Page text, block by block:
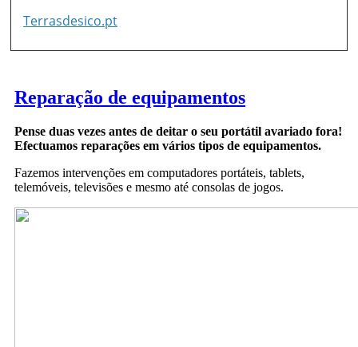
Terrasdesico.pt
Reparação de equipamentos
Pense duas vezes antes de deitar o seu portátil avariado fora!
Efectuamos reparações em vários tipos de equipamentos.
Fazemos intervenções em computadores portáteis, tablets,
telemóveis, televisões e mesmo até consolas de jogos.